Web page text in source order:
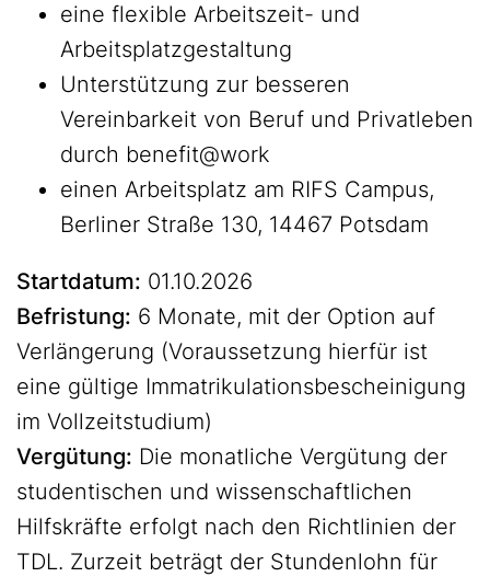
eine flexible Arbeitszeit- und
Arbeitsplatzgestaltung
Unterstützung zur besseren
Vereinbarkeit von Beruf und Privatleben
durch benefit@work
einen Arbeitsplatz am RIFS Campus,
Berliner Straße 130, 14467 Potsdam
Startdatum: 01.10.2026
Befristung: 6 Monate, mit der Option auf
Verlängerung (Voraussetzung hierfür ist
eine gültige Immatrikulationsbescheinigung
im Vollzeitstudium)
Vergütung: Die monatliche Vergütung der
studentischen und wissenschaftlichen
Hilfskräfte erfolgt nach den Richtlinien der
TDL. Zurzeit beträgt der Stundenlohn für